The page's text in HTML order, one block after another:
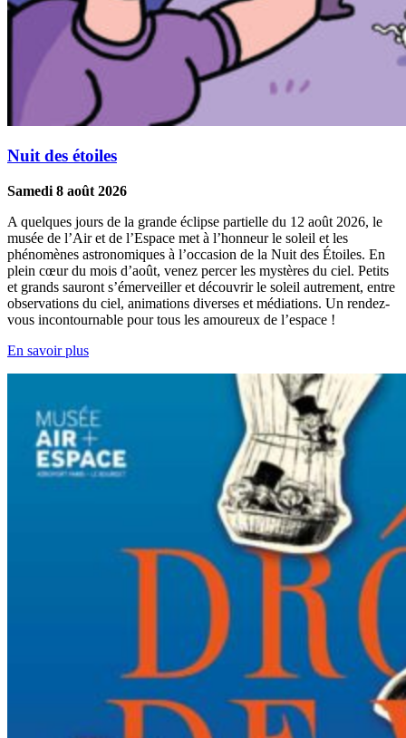
Nuit des étoiles
Samedi 8 août 2026
A quelques jours de la grande éclipse partielle du 12 août 2026, le
musée de l’Air et de l’Espace met à l’honneur le soleil et les
phénomènes astronomiques à l’occasion de la Nuit des Étoiles. En
plein cœur du mois d’août, venez percer les mystères du ciel. Petits
et grands sauront s’émerveiller et découvrir le soleil autrement, entre
observations du ciel, animations diverses et médiations. Un rendez-
vous incontournable pour tous les amoureux de l’espace !
En savoir plus